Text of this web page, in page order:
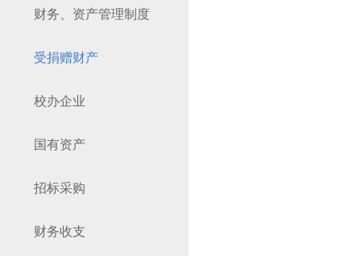
财务、资产管理制度
受捐赠财产
校办企业
国有资产
招标采购
财务收支